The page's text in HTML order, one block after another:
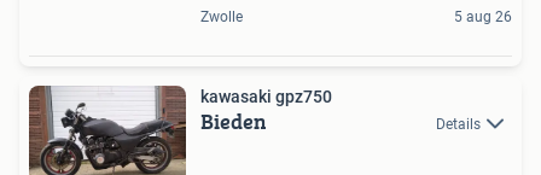
Zwolle 5 aug 26
kawasaki gpz750
Bieden Details